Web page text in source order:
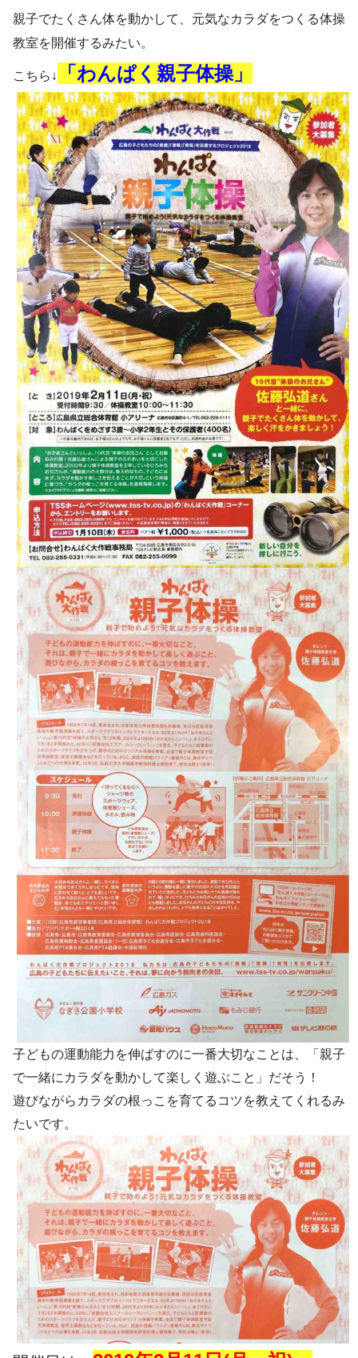
親子でたくさん体を動かして、元気なカラダをつくる体操
教室を開催するみたい。
こちら↓ 「わんぱく親子体操」
子どもの運動能力を伸ばすのに一番大切なことは、「親子
で一緒にカラダを動かして楽しく遊ぶこと」だそう！
遊びながらカラダの根っこを育てるコツを教えてくれるみ
たいです。